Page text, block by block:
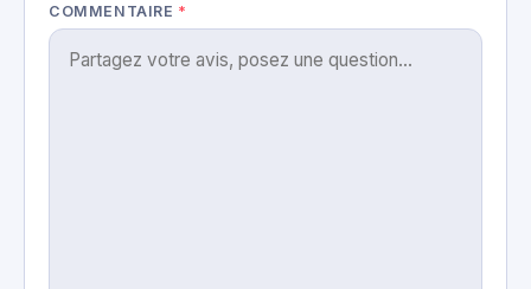
COMMENTAIRE *